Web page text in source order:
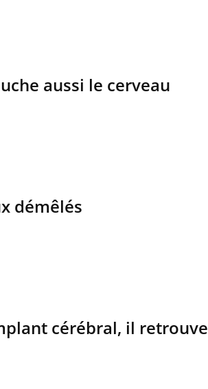
aussi le cerveau
démêlés
cérébral, il retrouve